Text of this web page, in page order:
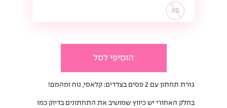
XS
גזרת תחתון עם 2 פסים בצדדים: קלאסי, נוח ומהמם!
בחלק האחורי יש כיווץ שמושיב את התחתונים בדיוק כמו
הוסיפי לסל